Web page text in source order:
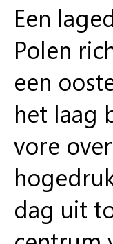
Een
Polen
een
het laag
vore
dag uit